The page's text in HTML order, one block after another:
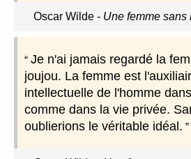
Oscar Wilde- Une femme sans
Je n'ai jamais regardé la
joujou. La femme est
intellectuelle de l'homme
comme dans la vie privée.
oublierions le véritable idéal.